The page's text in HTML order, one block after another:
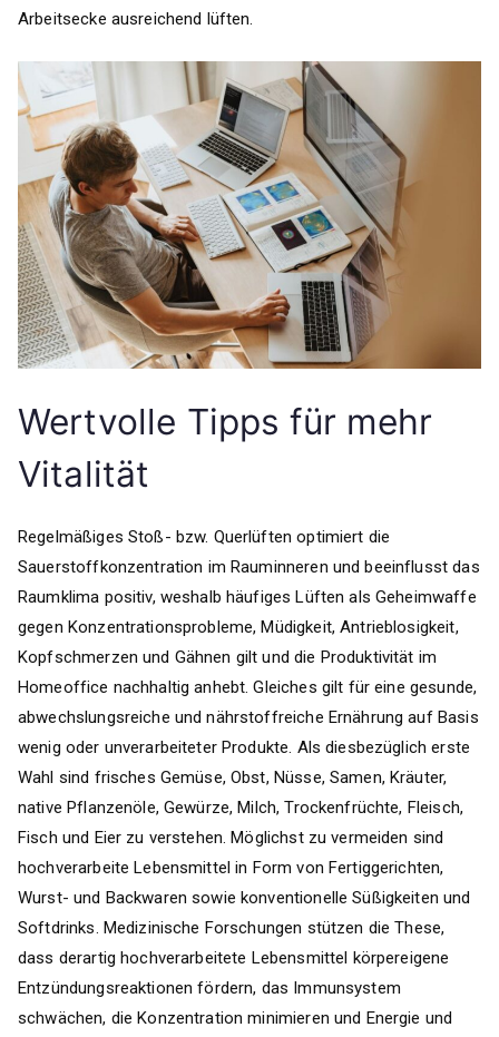
Arbeitsecke ausreichend lüften.
Wertvolle Tipps für mehr
Vitalität
Regelmäßiges Stoß- bzw. Querlüften optimiert die
Sauerstoffkonzentration im Rauminneren und beeinflusst das
Raumklima positiv, weshalb häufiges Lüften als Geheimwaffe
gegen Konzentrationsprobleme, Müdigkeit, Antrieblosigkeit,
Kopfschmerzen und Gähnen gilt und die Produktivität im
Homeoffice nachhaltig anhebt. Gleiches gilt für eine gesunde,
abwechslungsreiche und nährstoffreiche Ernährung auf Basis
wenig oder unverarbeiteter Produkte. Als diesbezüglich erste
Wahl sind frisches Gemüse, Obst, Nüsse, Samen, Kräuter,
native Pflanzenöle, Gewürze, Milch, Trockenfrüchte, Fleisch,
Fisch und Eier zu verstehen. Möglichst zu vermeiden sind
hochverarbeite Lebensmittel in Form von Fertiggerichten,
Wurst- und Backwaren sowie konventionelle Süßigkeiten und
Softdrinks. Medizinische Forschungen stützen die These,
dass derartig hochverarbeitete Lebensmittel körpereigene
Entzündungsreaktionen fördern, das Immunsystem
schwächen, die Konzentration minimieren und Energie und